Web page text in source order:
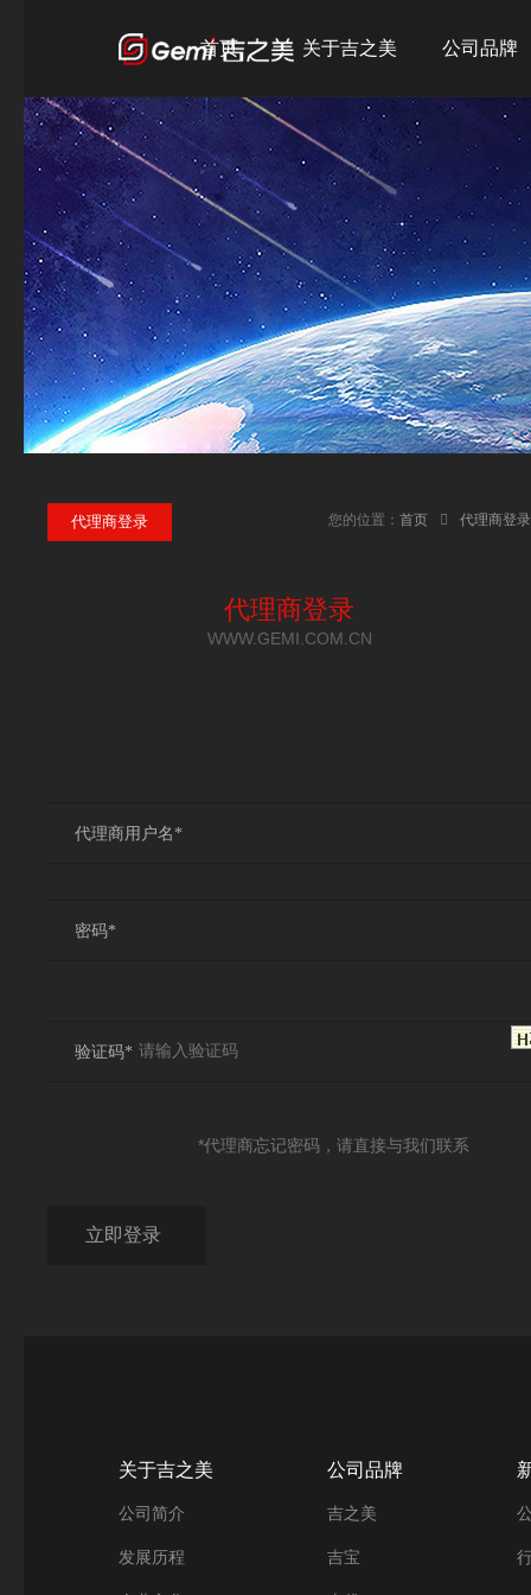
公司品牌
吉宝
吉优
关于吉之美
公司简介
发展历程
企业文化
荣誉资质
首页
您的位置： 首页 代理商登录
代理商登录
代理商登录
WWW.GEMI.COM.CN
代理商用户名*
密码*
验证码*
*代理商忘记密码，请直接与我们联系
关于吉之美
公司简介
发展历程
公司品牌
吉之美
吉宝